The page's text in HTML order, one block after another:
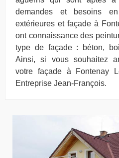
demandes et besoins
extérieures et façade à
ont connaissance des
type de façade : béton,
Ainsi, si vous souhaitez
votre façade à Fontenay
Entreprise Jean-François.